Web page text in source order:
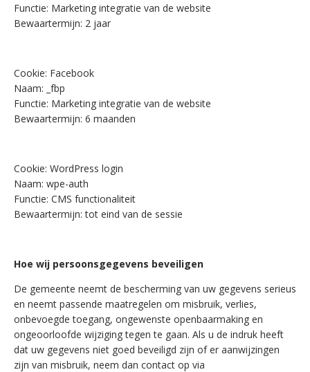
Functie: Marketing integratie van de website
Bewaartermijn: 2 jaar
Cookie: Facebook
Naam: _fbp
Functie: Marketing integratie van de website
Bewaartermijn: 6 maanden
Cookie: WordPress login
Naam: wpe-auth
Functie: CMS functionaliteit
Bewaartermijn: tot eind van de sessie
Hoe wij persoonsgegevens beveiligen
De gemeente neemt de bescherming van uw gegevens serieus
en neemt passende maatregelen om misbruik, verlies,
onbevoegde toegang, ongewenste openbaarmaking en
ongeoorloofde wijziging tegen te gaan. Als u de indruk heeft
dat uw gegevens niet goed beveiligd zijn of er aanwijzingen
zijn van misbruik, neem dan contact op via